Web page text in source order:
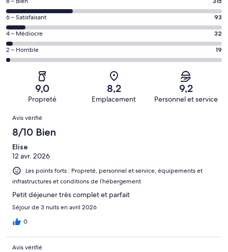
voyageurs
de 10
(Excellent),
d’après 544 avis
sur 1003.
des
voyageurs
de 8
(Bien),
d’après 315 avis
Note
des
voyageurs
de 6
(Satisfaisant),
d’après 93 avis
sur 1003.
6 – Satisfaisant 93
Note
des
voyageurs
(Médiocre),
d’après 32 avis
sur 1003.
4 – Médiocre 32
Note
des
voyageurs
(Horrible),
d’après 19 avis
sur 1003.
2 – Horrible 19
9,0
Propreté
8,2
Emplacement
9,2
Personnel et service
Avis
Avis vérifié
8/10 Bien
Elise
12 avr. 2026
Les points forts : Propreté, personnel et service, équipements et
infrastructures et conditions de l’hébergement
Petit déjeuner très complet et parfait
Séjour de 3 nuits en avril 2026
0
Avis vérifié